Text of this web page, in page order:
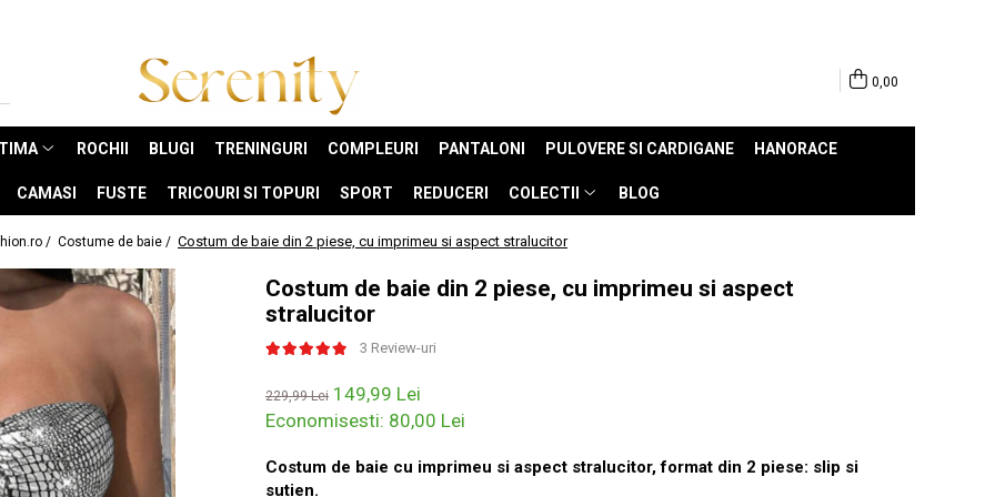
0,00
ROCHII BLUGI TRENINGURI COMPLEURI PANTALONI PULOVERE SI CARDIGANE HANORACE
CAMASI FUSTE TRICOURI SI TOPURI SPORT REDUCERI COLECTII BLOG
/ Costume de baie / Costum de baie din 2 piese, cu imprimeu si aspect stralucitor
Costum de baie din 2 piese, cu imprimeu si aspect
stralucitor
3 Review-uri
229,99 Lei 149,99 Lei
Economisesti: 80,00 Lei
Costum de baie cu imprimeu si aspect stralucitor, format din 2 piese: slip si
sutien.